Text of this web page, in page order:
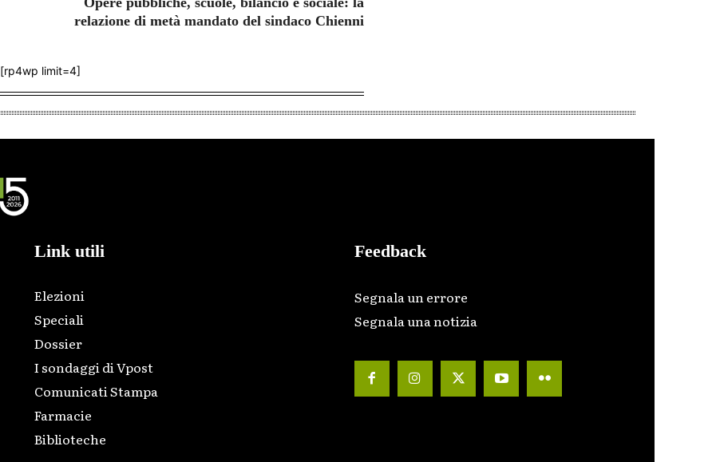
relazione di metà mandato del sindaco Chienni
[rp4wp limit=4]
Link utili
Elezioni
Speciali
Dossier
I sondaggi di Vpost
Comunicati Stampa
Farmacie
Biblioteche
Feedback
Segnala un errore
Segnala una notizia